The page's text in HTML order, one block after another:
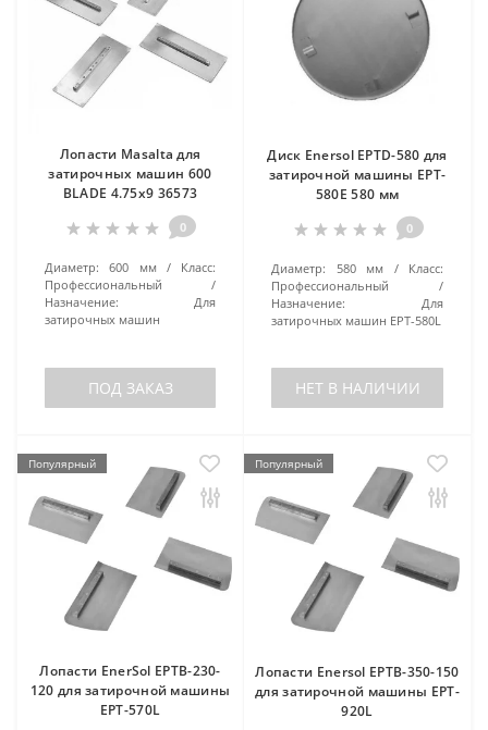
Лопасти Masalta для
затирочных машин 600
BLADE 4.75х9 36573
0
Диаметр: 600 мм
Класс:
Профессиональный
Назначение:
Для
затирочных машин
ПОД ЗАКАЗ
Диск Enersol EPTD-580 для
затирочной машины EPT-
580E 580 мм
0
Диаметр: 580 мм
Класс:
Профессиональный
Назначение:
Для
затирочных машин EPT-580L
НЕТ В НАЛИЧИИ
Популярный
Лопасти EnerSol EPTB-230-
120 для затирочной машины
EPT-570L
Популярный
Лопасти Enersol EPTB-350-150
для затирочной машины EPT-
920L